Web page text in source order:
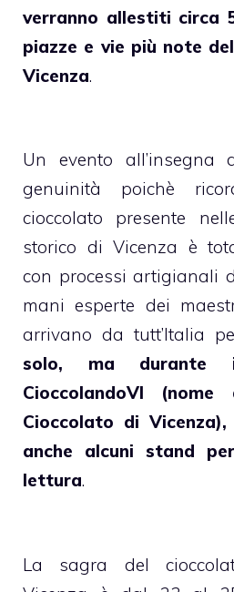
verranno allestiti circa
piazze e vie più note
Vicenza.
Un evento
genuinità poichè
cioccolato presente
storico di Vicenza è
con processi artigianali
mani esperte dei
arrivano da tutt’Italia
solo, ma
CioccolandoVI
Cioccolato di
anche alcuni stand
lettura.
La sagra del